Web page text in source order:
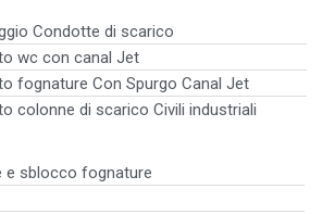
Condotte di scarico
wc con canal Jet
fognature Con Spurgo Canal Jet
colonne di scarico Civili industriali
e sblocco fognature